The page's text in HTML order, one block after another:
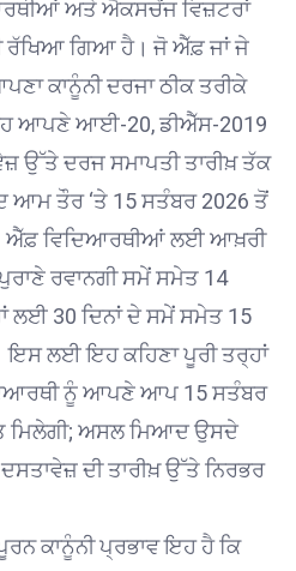
ਅਤੇ ਐਕਸਚੇਂਜ ਵਿਜ਼ਟਰਾਂ
ਰੱਖਿਆ ਗਿਆ ਹੈ। ਜੋ ਐੱਫ਼ ਜਾਂ ਜੇ
ਕਾਨੂੰਨੀ ਦਰਜਾ ਠੀਕ ਤਰੀਕੇ
ਆਪਣੇ ਆਈ-20, ਡੀਐੱਸ-2019
ਉੱਤੇ ਦਰਜ ਸਮਾਪਤੀ ਤਾਰੀਖ਼ ਤੱਕ
ਤੌਰ ‘ਤੇ 15 ਸਤੰਬਰ 2026 ਤੋਂ
ਐੱਫ਼ ਵਿਦਿਆਰਥੀਆਂ ਲਈ ਆਖ਼ਰੀ
ਰਵਾਨਗੀ ਸਮੇਂ ਸਮੇਤ 14
ਲਈ 30 ਦਿਨਾਂ ਦੇ ਸਮੇਂ ਸਮੇਤ 15
ਲਈ ਇਹ ਕਹਿਣਾ ਪੂਰੀ ਤਰ੍ਹਾਂ
ਨੂੰ ਆਪਣੇ ਆਪ 15 ਸਤੰਬਰ
ਮਿਲੇਗੀ; ਅਸਲ ਮਿਆਦ ਉਸਦੇ
ਦੀ ਤਾਰੀਖ਼ ਉੱਤੇ ਨਿਰਭਰ
ਕਾਨੂੰਨੀ ਪ੍ਰਭਾਵ ਇਹ ਹੈ ਕਿ